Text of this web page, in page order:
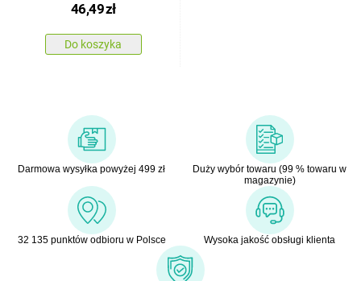
46,49zł
Do koszyka
Darmowa wysyłka powyżej 499 zł
Duży wybór towaru (99 % towaru w
magazynie)
32 135 punktów odbioru w Polsce Wysoka jakość obsługi klienta